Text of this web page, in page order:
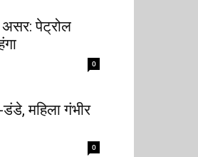
पेट्रोल
0
महिला गंभीर
0